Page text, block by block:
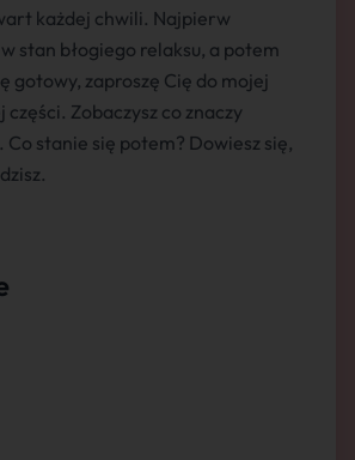
każdej chwili. Najpierw
stan błogiego relaksu, a potem
gotowy, zaproszę Cię do mojej
Zobaczysz co znaczy
Co stanie się potem? Dowiesz się,